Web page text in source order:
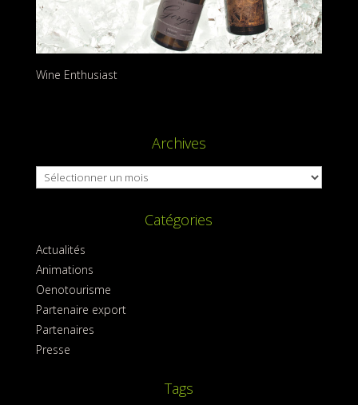
Wine Enthusiast
Archives
Archives
Catégories
Actualités
Animations
Oenotourisme
Partenaire export
Partenaires
Presse
Tags